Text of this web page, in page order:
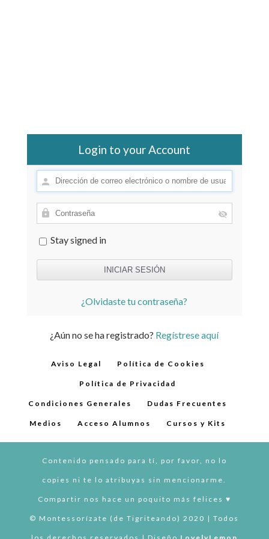
Login to your Account
Stay signed in
¿Olvidaste tu contraseña?
¿Aún no se ha registrado? Regístrese aquí
Aviso Legal Política de Cookies
Política de Privacidad
Condiciones Generales Dudas Frecuentes
Medios Acceso Alumnos Cursos y Kits
Contenido pensado para tí, por favor, no lo
copies ni te lo atribuyas sin mencionarme.
Compartir nos hace un poquito más felices ♥︎
© Montessorízate (de Tigriteando) 2020 | Todos